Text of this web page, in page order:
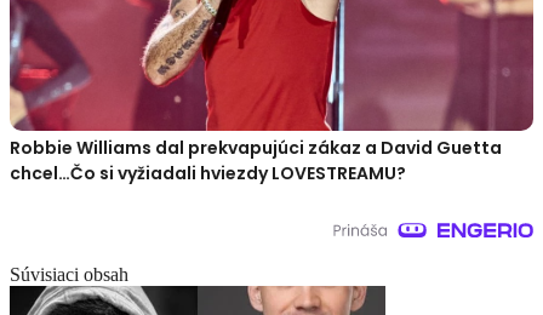
Robbie Williams dal prekvapujúci zákaz a David Guetta
chcel…Čo si vyžiadali hviezdy LOVESTREAMU?
Súvisiaci obsah